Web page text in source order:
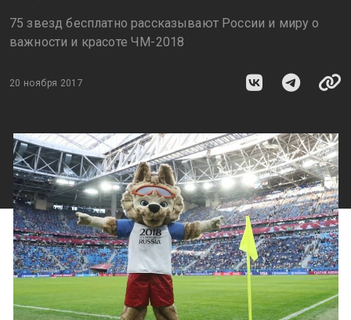
75 звезд бесплатно рассказывают России и миру о
важности и красоте ЧМ-2018
20 ноября 2017